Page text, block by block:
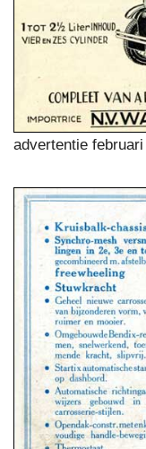
advertentie februari